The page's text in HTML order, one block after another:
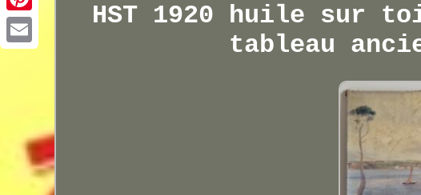
HST 1920 huile sur
tableau